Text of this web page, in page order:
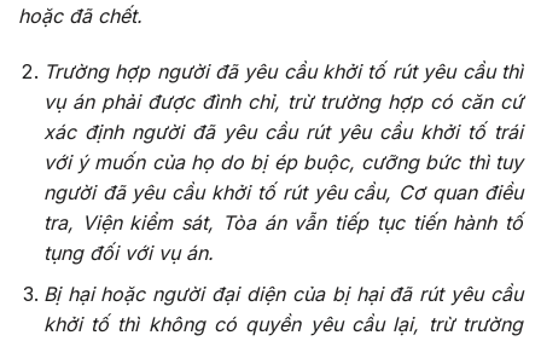
hoặc đã chết.
Trường hợp người đã yêu cầu khởi tố rút yêu cầu thì
vụ án phải được đình chỉ, trừ trường hợp có căn cứ
xác định người đã yêu cầu rút yêu cầu khởi tố trái
với ý muốn của họ do bị ép buộc, cưỡng bức thì tuy
người đã yêu cầu khởi tố rút yêu cầu, Cơ quan điều
tra, Viện kiểm sát, Tòa án vẫn tiếp tục tiến hành tố
tụng đối với vụ án.
Bị hại hoặc người đại diện của bị hại đã rút yêu cầu
khởi tố thì không có quyền yêu cầu lại, trừ trường